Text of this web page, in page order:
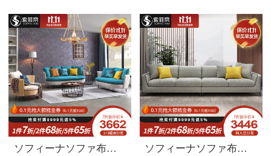
ソフィーナソファ布芸ソファー北欧の軽奢簡素化現代客間小部屋型ツイン123セットの布ソファー客間家具シングルルーム
ソフィーナソファ布芸ソファー現代簡単布芸ソファーセット中小型北欧三人セット軽奢ソファシングルポジション